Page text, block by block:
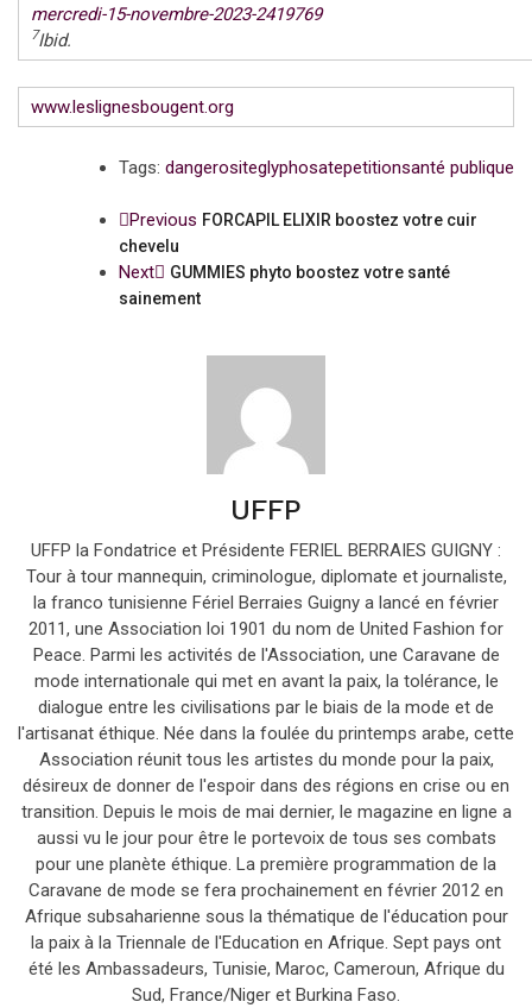
mercredi-15-novembre-2023-2419769
7Ibid.
www.leslignesbougent.org
Tags: dangerositeglyphosatepetitionsanté publique
Previous FORCAPIL ELIXIR boostez votre cuir
chevelu
Next
GUMMIES phyto boostez votre santé
sainement
UFFP
UFFP la Fondatrice et Présidente FERIEL BERRAIES GUIGNY :
Tour à tour mannequin, criminologue, diplomate et journaliste,
la franco tunisienne Fériel Berraies Guigny a lancé en février
2011, une Association loi 1901 du nom de United Fashion for
Peace. Parmi les activités de l'Association, une Caravane de
mode internationale qui met en avant la paix, la tolérance, le
dialogue entre les civilisations par le biais de la mode et de
l'artisanat éthique. Née dans la foulée du printemps arabe, cette
Association réunit tous les artistes du monde pour la paix,
désireux de donner de l'espoir dans des régions en crise ou en
transition. Depuis le mois de mai dernier, le magazine en ligne a
aussi vu le jour pour être le portevoix de tous ses combats
pour une planète éthique. La première programmation de la
Caravane de mode se fera prochainement en février 2012 en
Afrique subsaharienne sous la thématique de l'éducation pour
la paix à la Triennale de l'Education en Afrique. Sept pays ont
été les Ambassadeurs, Tunisie, Maroc, Cameroun, Afrique du
Sud, France/Niger et Burkina Faso.